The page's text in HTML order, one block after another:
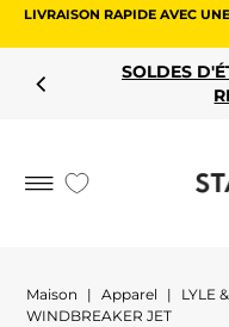
LIVRAISON RAPIDE AVEC
SOLDES
Maison | Apparel |
LYLE
WINDBREAKER JET